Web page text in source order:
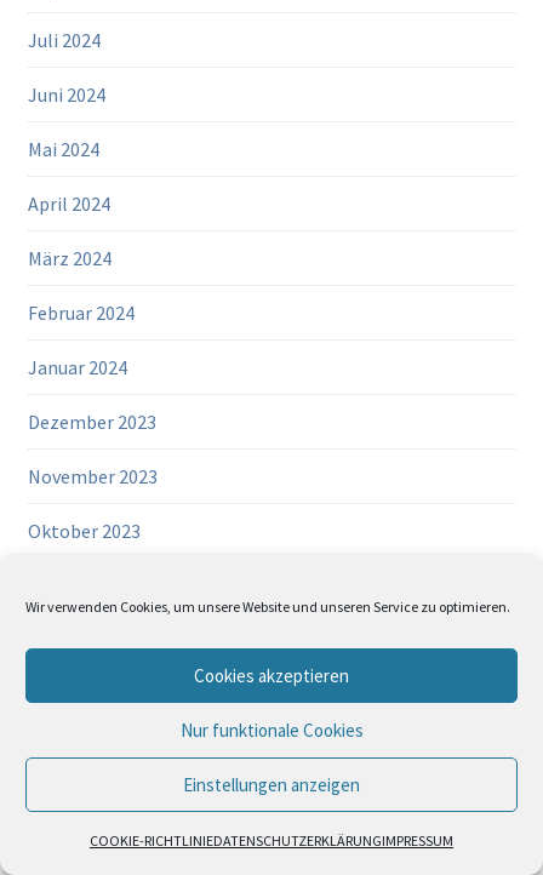
Wir verwenden Cookies, um unsere Website und unseren Service zu optimieren.
Cookies akzeptieren
Nur funktionale Cookies
Einstellungen anzeigen
COOKIE-RICHTLINIEDATENSCHUTZERKLÄRUNGIMPRESSUM
Juli 2024
Juni 2024
Mai 2024
April 2024
März 2024
Februar 2024
Januar 2024
Dezember 2023
November 2023
Oktober 2023
Juli 2023
Mai 2023
Datenschutz und Cookies: Diese Website verwendet Cookies. Wenn du die
Weitere Informationen, beispielsweise zur Kontrolle von Cookies, findest du